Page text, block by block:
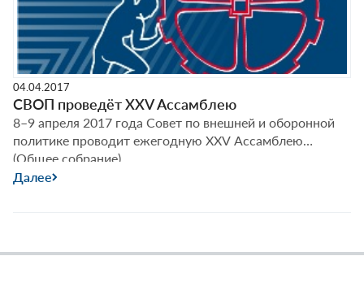
04.04.2017
СВОП проведёт XXV Ассамблею
8–9 апреля 2017 года Совет по внешней и оборонной
политике проводит ежегодную XXV Ассамблею
(Общее собрание).
Далее